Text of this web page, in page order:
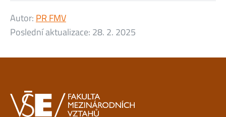
Autor: PR FMV
Poslední aktualizace: 28. 2. 2025